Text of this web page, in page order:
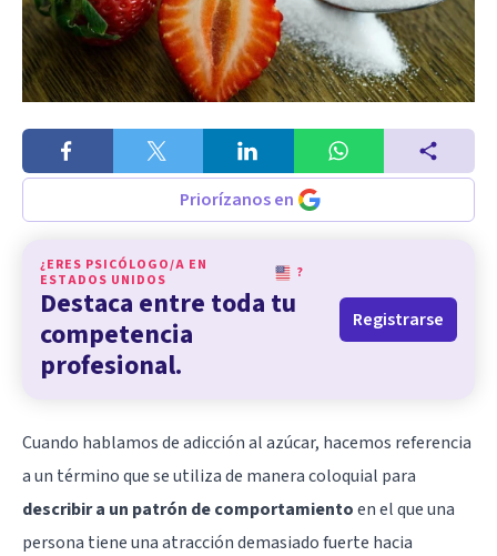
Priorízanos en
¿ERES PSICÓLOGO/A EN
ESTADOS UNIDOS
?
Destaca entre toda tu
competencia
profesional.
Registrarse
Cuando hablamos de adicción al azúcar, hacemos referencia
a un término que se utiliza de manera coloquial para
describir a un patrón de comportamientoen el que una
persona tiene una atracción demasiado fuerte hacia